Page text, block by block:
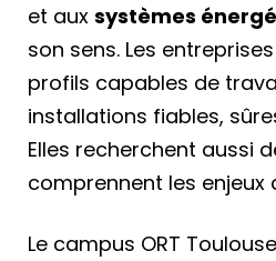
et aux systèmes
son sens. Les
profils capables de
installations fiables,
Elles recherchent aussi
comprennent les enjeux
Le campus ORT